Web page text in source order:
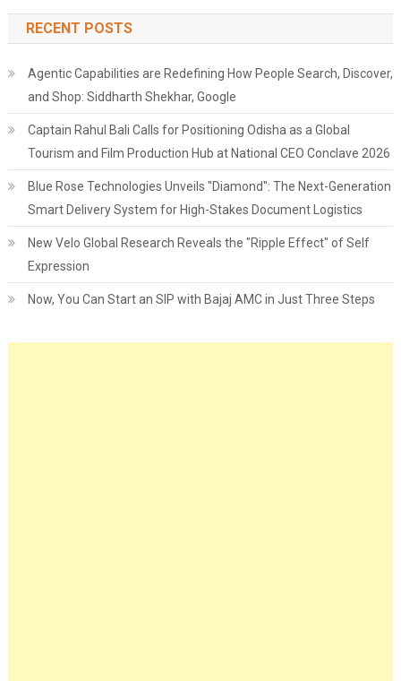
RECENT POSTS
Agentic Capabilities are Redefining How People Search, Discover,
and Shop: Siddharth Shekhar, Google
Captain Rahul Bali Calls for Positioning Odisha as a Global
Tourism and Film Production Hub at National CEO Conclave 2026
Blue Rose Technologies Unveils "Diamond": The Next-Generation
Smart Delivery System for High-Stakes Document Logistics
New Velo Global Research Reveals the "Ripple Effect" of Self
Expression
Now, You Can Start an SIP with Bajaj AMC in Just Three Steps